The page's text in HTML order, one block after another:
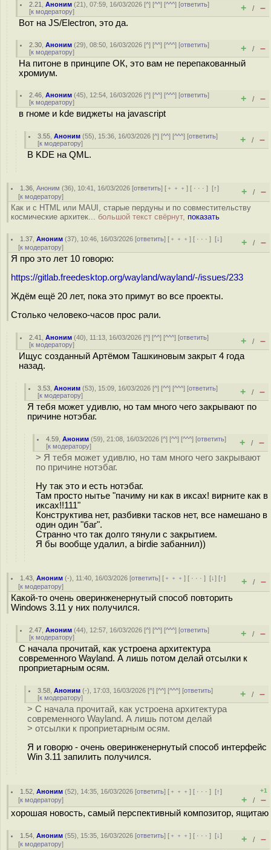
2.21 ,Аноним (21), 07:59, 16/03/2026 [^] [^^] [^^^] [ответить]
[к модератору] + / –
Вот на JS/Electron, это да.
2.30 ,Аноним (29), 08:50, 16/03/2026 [^] [^^] [^^^] [ответить]
[к модератору] + / –
На питоне в принципе ОК, это вам не перепакованный
хромиум.
2.46 ,Аноним (45), 12:54, 16/03/2026 [^] [^^] [^^^] [ответить]
[к модератору] + / –
в гноме и kde виджеты на javascript
3.55 ,Аноним (55), 15:36, 16/03/2026 [^] [^^] [^^^] [ответить]
[к модератору] + / –
В KDE на QML.
1.36 ,Аноним (36), 10:41, 16/03/2026 [ответить] [ ﹢﹢﹢] [ · · ·][↑]
[к модератору] + / –
Как и с HTML или MAUI, старые пердуны и по совместительству
космические архитек... большой текст свёрнут, показать
1.37 ,Аноним (37), 10:46, 16/03/2026 [ответить] [ ﹢﹢﹢] [ · · ·][↓]
[к модератору] + / –
Я про это лет 10 говорю:
https://gitlab.freedesktop.org/wayland/wayland/-/issues/233
Ждём ещё 20 лет, пока это примут во все проекты.
Столько человеко-часов прос рали.
2.41 ,Аноним (40), 11:13, 16/03/2026 [^] [^^] [^^^] [ответить]
[к модератору] + / –
Ищус созданный Артёмом Ташкиновым закрыт 4 года
назад.
3.53 ,Аноним (53), 15:09, 16/03/2026 [^] [^^] [^^^] [ответить]
[к модератору] + / –
Я тебя может удивлю, но там много чего закрывают по
причине нотэбаг.
4.59 ,Аноним (59), 21:08, 16/03/2026 [^] [^^] [^^^] [ответить]
[к модератору] + / –
> Я тебя может удивлю, но там много чего закрывают
по причине нотэбаг.
Ну так это и есть нотэбаг.
Там просто нытье "пачиму ни как в иксах! вирните как в
иксах!!111"
Конструктива нет, разбивки тасков нет, все намешано в
один один "баг".
Странно что так долго тянули с закрытием.
Я бы вообще удалил, а birdie забаннил))
1.43 ,Аноним (-), 11:40, 16/03/2026 [ответить] [ ﹢﹢﹢] [ · · ·][↓] [↑]
[к модератору] + / –
Какой-то очень оверинженернутый способ повторить
Windows 3.11 у них получился.
2.47 ,Аноним (44), 12:57, 16/03/2026 [^] [^^] [^^^] [ответить]
[к модератору] + / –
С начала прочитай, как устроена архитектура
современного Wayland. А лишь потом делай отсылки к
проприетарным осям.
3.58 ,Аноним (-), 17:03, 16/03/2026 [^] [^^] [^^^] [ответить]
[к модератору] + / –
> С начала прочитай, как устроена архитектура
современного Wayland. А лишь потом делай
> отсылки к проприетарным осям.
Я и говорю - очень оверинженернутый способ интерфейс
Win 3.11 запилить получился.
1.52 ,Аноним (52), 14:35, 16/03/2026 [ответить] [ ﹢﹢﹢] [ · · ·][↑]
[к модератору]
+1
+ / –
хорошая новость, самый перспективный композитор, ящитаю
1.54 ,Аноним (55), 15:35, 16/03/2026 [ответить] [ ﹢﹢﹢] [ · · ·][↓]
[к модератору] + / –